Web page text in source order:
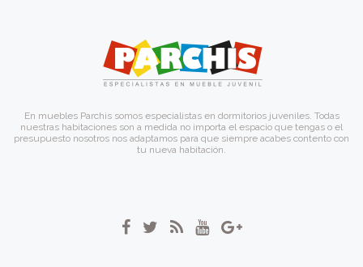
En muebles Parchis somos especialistas en dormitorios juveniles. Todas
nuestras habitaciones son a medida no importa el espacio que tengas o el
presupuesto nosotros nos adaptamos para que siempre acabes contento con
tu nueva habitación.